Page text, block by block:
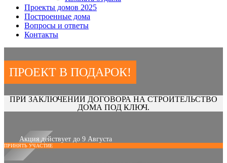
Проекты домов 2025
Построенные дома
Вопросы и ответы
Контакты
ПРОЕКТ В ПОДАРОК!
ПРИ ЗАКЛЮЧЕНИИ ДОГОВОРА НА СТРОИТЕЛЬСТВО
ДОМА ПОД КЛЮЧ.
Акция действует до 9 Августа
ПРИНЯТЬ УЧАСТИЕ